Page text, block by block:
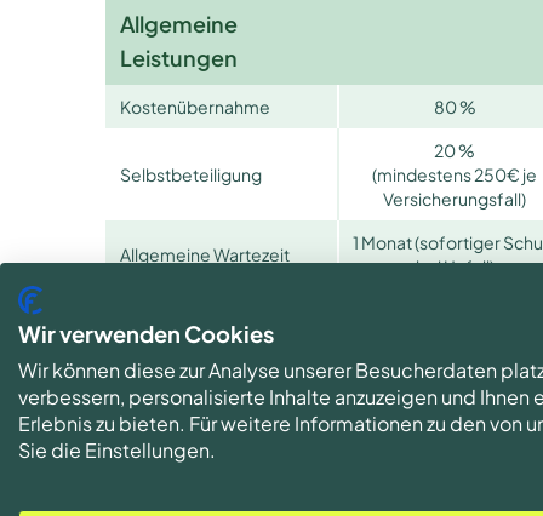
Allgemeine
Leistungen
Kostenübernahme 80 %
Selbstbeteiligung
20 %
(mindestens 250€ je
Versicherungsfall)
Allgemeine Wartezeit
1 Monat (sofortiger
bei Unfall)
Beitrag im Hundealter
Abrechnungshöhe nach
GOT
3-facher Satz
Freie Tierarzt- und
Klinikwahl
Wir verwenden Cookies
Wir können diese zur Analyse unserer Besucherdaten
verbessern, personalisierte Inhalte anzuzeigen und
Erlebnis zu bieten. Für weitere Informationen zu den von
Sie die Einstellungen.